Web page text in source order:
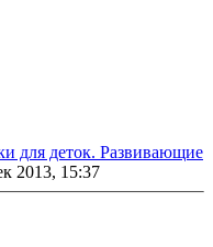
для деток. Развивающие
2013, 15:37